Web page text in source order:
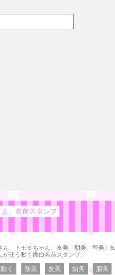
よ。名前スタンプ
ん、トモミちゃん、友美、朋美、智美、
使う動く面白名前スタンプ。
動く 智美 友美 知美
朋美